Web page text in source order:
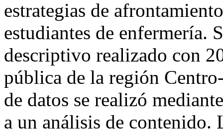
estrategias de
estudiantes de enfermería.
descriptivo realizado con
pública de la región
de datos se realizó
a un análisis de contenido.